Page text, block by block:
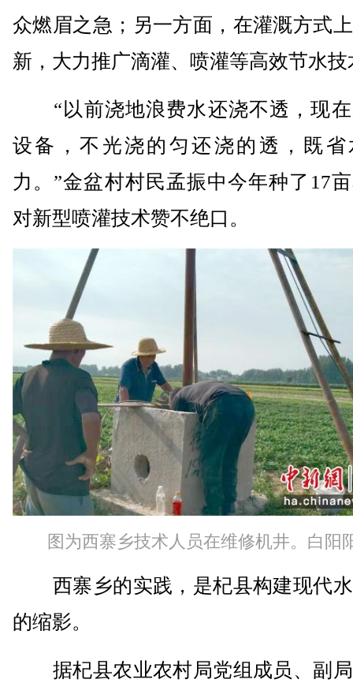
众燃眉之急；另一方面，在灌溉方式
新，大力推广滴灌、喷灌等高效节水技
“以前浇地浪费水还浇不透，现在
设备，不光浇的匀还浇的透，既省
力。”金盆村村民孟振中今年种了17
对新型喷灌技术赞不绝口。
图为西寨乡技术人员在维修机井。白阳
西寨乡的实践，是杞县构建现代
的缩影。
据杞县农业农村局党组成员、副